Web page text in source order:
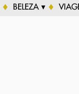
BELEZA ▾